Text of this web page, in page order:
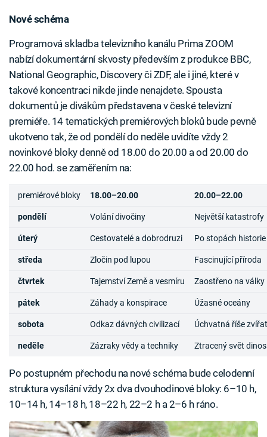
Nové schéma
Programová skladba televizního kanálu Prima ZOOM
nabízí dokumentární skvosty především z produkce BBC,
National Geographic, Discovery či ZDF, ale i jiné, které v
takové koncentraci nikde jinde nenajdete. Spousta
dokumentů je divákům představena v české televizní
premiéře. 14 tematických premiérových bloků bude pevně
ukotveno tak, že od pondělí do neděle uvidíte vždy 2
novinkové bloky denně od 18.00 do 20.00 a od 20.00 do
22.00 hod. se zaměřením na:
premiérové bloky 18.00–20.00 20.00–22.00
pondělí Volání divočiny Největší katastrofy
úterý Cestovatelé a dobrodruzi Po stopách historie
středa Zločin pod lupou Fascinující příroda
čtvrtek Tajemství Země a vesmíru Zaostřeno na války
pátek Záhady a konspirace Úžasné oceány
sobota Odkaz dávných civilizací Úchvatná říše zvířat
neděle Zázraky vědy a techniky Ztracený svět
Po postupném přechodu na nové schéma bude celodenní
struktura vysílání vždy 2x dva dvouhodinové bloky: 6–10 h,
10–14 h, 14–18 h, 18–22 h, 22–2 h a 2–6 h ráno.